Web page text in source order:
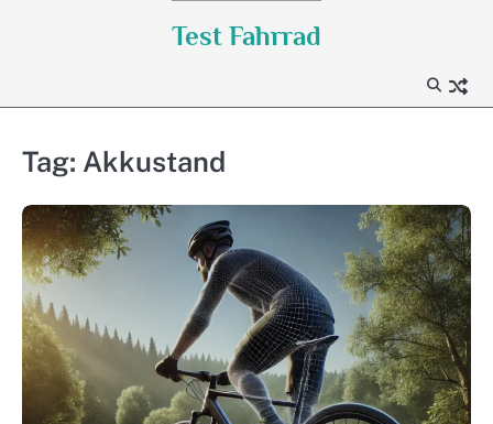
Test Fahrrad
Tag: Akkustand